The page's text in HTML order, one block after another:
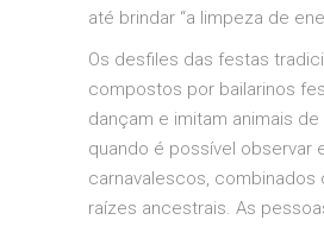
até brindar “a limpeza de
Os desfiles das festas
compostos por bailarinos
dançam e imitam animais
quando é possível observar
carnavalescos, combinados
raízes ancestrais. As